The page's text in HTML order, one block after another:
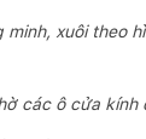
xuôi theo
các ô cửa